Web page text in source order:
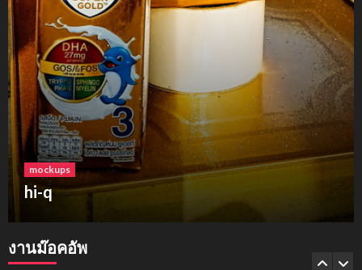
โฟม
ฮาร์เบอร์แลนด์ ขอนแก่น
งานม๊อคอัพ
4
mockups
ม็อคอัพขวด bsab
mockups
ม็อคอัพน้ำมันวังว่าน
1